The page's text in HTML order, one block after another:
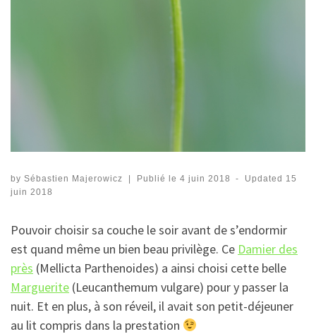
by Sébastien Majerowicz | Publié le 4 juin 2018 - Updated 15
juin 2018
Pouvoir choisir sa couche le soir avant de s’endormir
est quand même un bien beau privilège. Ce Damier des
près (Mellicta Parthenoides) a ainsi choisi cette belle
Marguerite (Leucanthemum vulgare) pour y passer la
nuit. Et en plus, à son réveil, il avait son petit-déjeuner
au lit compris dans la prestation